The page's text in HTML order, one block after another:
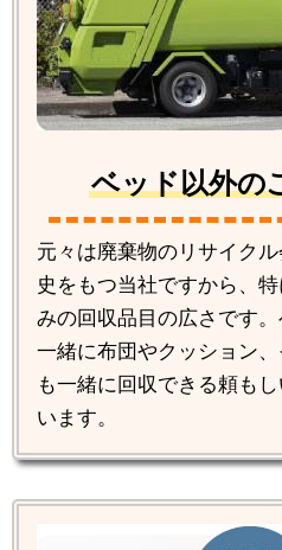
ベッド以外の
元々は廃棄物のリサイク
史をもつ当社ですから、
みの回収品目の広さです
一緒に布団やクッション
も一緒に回収できる頼も
います。